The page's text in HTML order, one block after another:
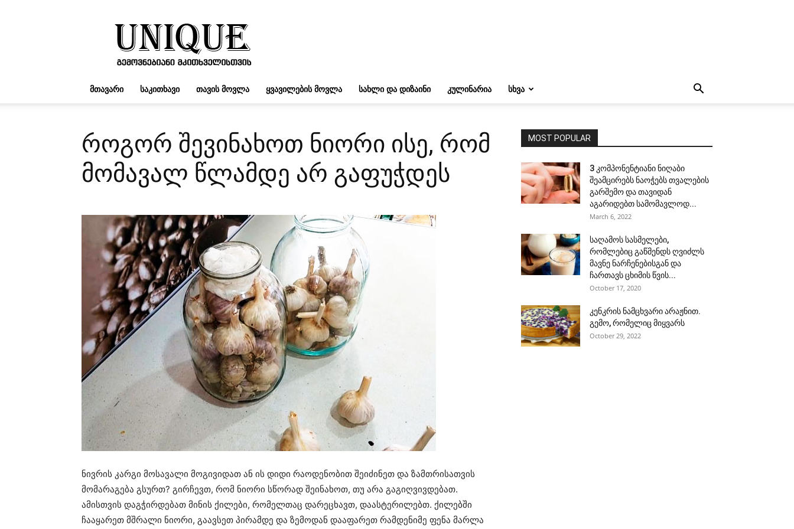
UNIQUE.GE
ᲛᲗᲐᲕᲐᲠᲘ ᲡᲐᲙᲘᲗᲮᲐᲕᲘ ᲗᲐᲕᲘᲡ ᲛᲝᲕᲚᲐ ᲧᲕᲐᲕᲘᲚᲔᲑᲘᲡ ᲛᲝᲕᲚᲐ ᲡᲐᲮᲚᲘ ᲓᲐ ᲓᲘᲖᲐᲘᲜᲘ ᲙᲣᲚᲘᲜᲐᲠᲘᲐ ᲡᲮᲕᲐ
როგორ შევინახოთ ნიორი ისე, რომ
მომავალ წლამდე არ გაფუჭდეს
ნივრის კარგი მოსავალი მოგივიდათ ან ის დიდი რაოდენობით შეიძინეთ და ზამთრისათვის
მომარაგება გსურთ? გირჩევთ, რომ ნიორი სწორად შეინახოთ, თუ არა გაგიღვივდებათ.
ამისთვის დაგჭირდებათ მინის ქილები, რომელთაც დარეცხავთ, დაასტერილებთ. ქილებში
ჩააყარეთ მშრალი ნიორი, გაავსეთ პირამდე და ზემოდან დააფარეთ რამდენიმე ფენა მარლა
MOST POPULAR
3 კომპონენტიანი ნიღაბი
შეამცირებს ნაოჭებს თვალების
გარშემო და თავიდან
აგარიდებთ სამომავლოდ...
March 6, 2022
საღამოს სასმელები,
რომლებიც გაწმენდს ღვიძლს
მავნე ნარჩენებისგან და
ჩართავს ცხიმის წვის...
October 17, 2020
კენკრის ნამცხვარი არაჟნით.
გემო, რომელიც მიყვარს
October 29, 2022